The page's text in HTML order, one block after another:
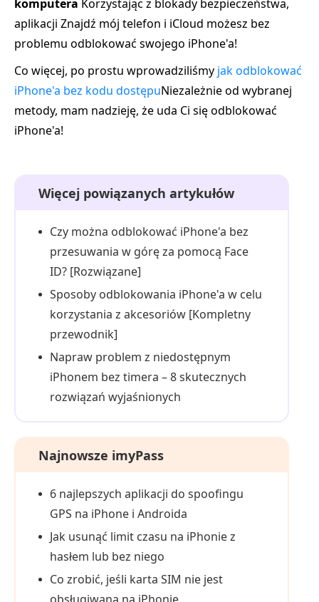
komputera Korzystając z blokady bezpieczeństwa,
aplikacji Znajdź mój telefon i iCloud możesz bez
problemu odblokować swojego iPhone'a!
Co więcej, po prostu wprowadziliśmy jak odblokować
iPhone'a bez kodu dostępuNiezależnie od wybranej
metody, mam nadzieję, że uda Ci się odblokować
iPhone'a!
Więcej powiązanych artykułów
Czy można odblokować iPhone'a bez
przesuwania w górę za pomocą Face
ID? [Rozwiązane]
Sposoby odblokowania iPhone'a w celu
korzystania z akcesoriów [Kompletny
przewodnik]
Napraw problem z niedostępnym
iPhonem bez timera – 8 skutecznych
rozwiązań wyjaśnionych
Najnowsze imyPass
6 najlepszych aplikacji do spoofingu
GPS na iPhone i Androida
Jak usunąć limit czasu na iPhonie z
hasłem lub bez niego
Co zrobić, jeśli karta SIM nie jest